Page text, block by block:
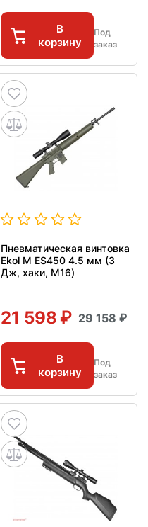
В
корзину
Под
заказ
Пневматическая винтовка
Ekol M ES450 4.5 мм (3
Дж, хаки, M16)
21 598 29 158
В
корзину
Под
заказ